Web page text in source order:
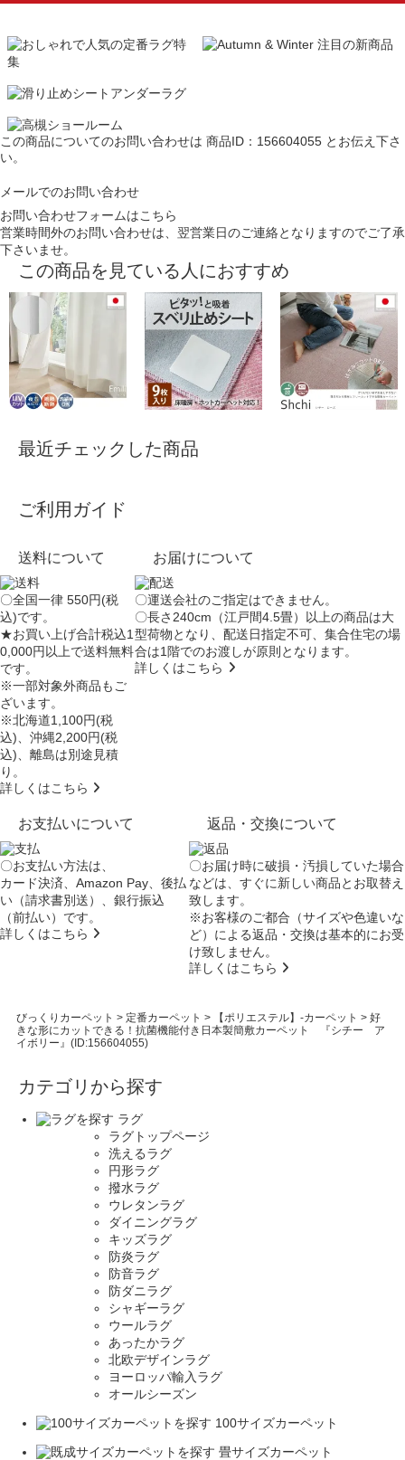
この商品についてのお問い合わせは 商品ID：156604055 とお伝え下さ
い。
メールでのお問い合わせ
お問い合わせフォームはこちら
営業時間外のお問い合わせは、翌営業日のご連絡となりますのでご了承
下さいませ。
この商品を見ている人におすすめ
最近チェックした商品
ご利用ガイド
送料について
〇全国一律 550円(税
込)です。
★お買い上げ合計税込1
0,000円以上で送料無料
です。
※一部対象外商品もご
ざいます。
※北海道1,100円(税
込)、沖縄2,200円(税
込)、離島は別途見積
り。
詳しくはこちら
お届けについて
〇運送会社のご指定はできません。
〇長さ240cm（江戸間4.5畳）以上の商品は大
型荷物となり、配送日指定不可、集合住宅の場
合は1階でのお渡しが原則となります。
詳しくはこちら
お支払いについて
〇お支払い方法は、
カード決済、Amazon Pay、後払
い（請求書別送）、銀行振込
（前払い）です。
詳しくはこちら
返品・交換について
〇お届け時に破損・汚損していた場合
などは、すぐに新しい商品とお取替え
致します。
※お客様のご都合（サイズや色違いな
ど）による返品・交換は基本的にお受
け致しません。
詳しくはこちら
びっくりカーペット > 定番カーペット > 【ポリエステル】-カーペット > 好
きな形にカットできる！抗菌機能付き日本製簡敷カーペット 『シチー ア
イボリー』(ID:156604055)
カテゴリから探す
ラグ
ラグトップページ
洗えるラグ
円形ラグ
撥水ラグ
ウレタンラグ
ダイニングラグ
キッズラグ
防炎ラグ
防音ラグ
防ダニラグ
シャギーラグ
ウールラグ
あったかラグ
北欧デザインラグ
ヨーロッパ輸入ラグ
オールシーズン
100サイズカーペット
畳サイズカーペット